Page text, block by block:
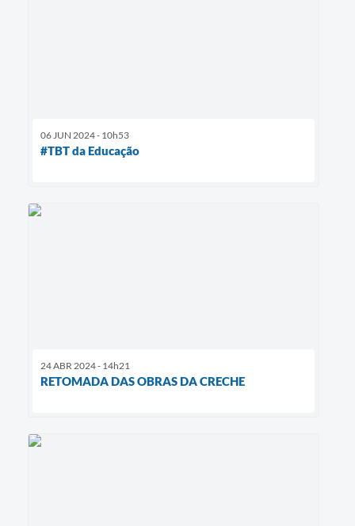
06 JUN 2024 - 10h53
#TBT da Educação
24 ABR 2024 - 14h21
RETOMADA DAS OBRAS DA CRECHE